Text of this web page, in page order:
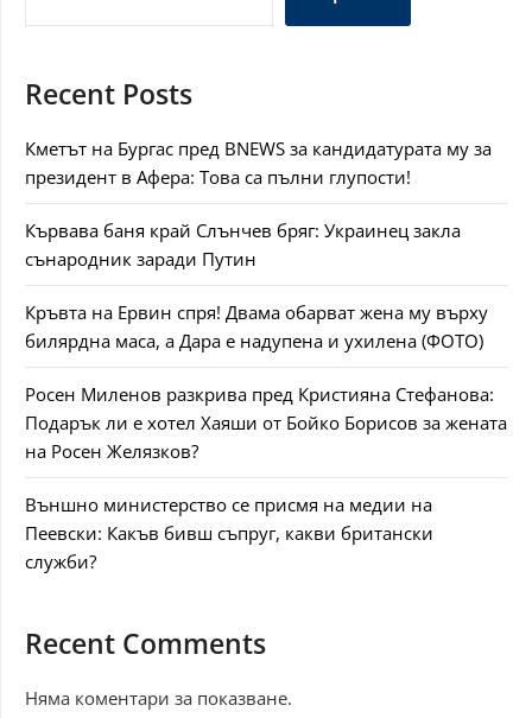
Recent Posts
Кметът на Бургас пред BNEWS за кандидатурата му за
президент в Афера: Това са пълни глупости!
Кървава баня край Слънчев бряг: Украинец закла
сънародник заради Путин
Кръвта на Ервин спря! Двама обарват жена му върху
билярдна маса, а Дара е надупена и ухилена (ФОТО)
Росен Миленов разкрива пред Кристияна Стефанова:
Подарък ли е хотел Хаяши от Бойко Борисов за жената
на Росен Желязков?
Външно министерство се присмя на медии на
Пеевски: Какъв бивш съпруг, какви британски
служби?
Recent Comments
Няма коментари за показване.